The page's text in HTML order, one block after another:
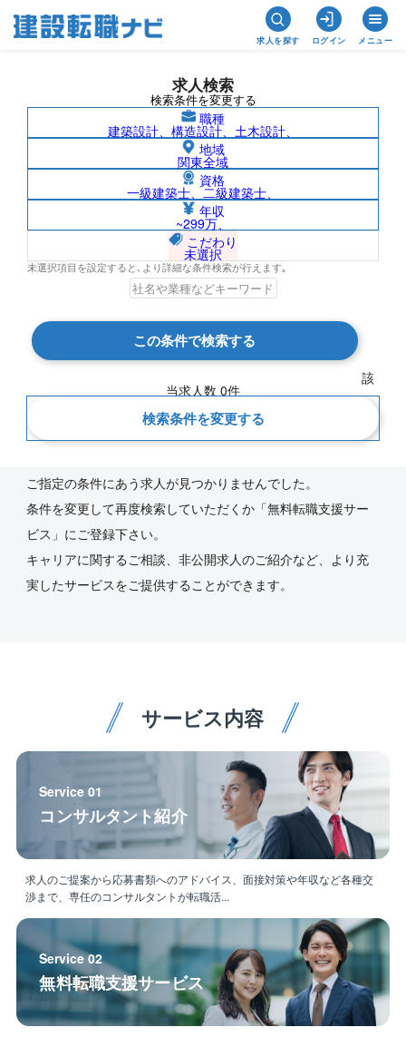
求人を探す ログイン メニュー
求人検索
検索条件を変更する
職種
建築設計、構造設計、土木設計、
地域
関東全域
資格
一級建築士、二級建築士、
年収
~299万、
こだわり
未選択
未選択項目を設定すると､より詳細な条件検索が行えます｡
この条件で検索する
該
当求人数 0件
検索条件を変更する
佐賀県/株式会社ザイマックスグループの
求人検索結果一覧
新着順
ご指定の条件にあう求人が見つかりませんでした。
条件を変更して再度検索していただくか「無料転職支援サー
ビス」にご登録下さい。
キャリアに関するご相談、非公開求人のご紹介など、より充
実したサービスをご提供することができます。
サービス内容
Service 01
コンサルタント紹介
求人のご提案から応募書類へのアドバイス、面接対策や年収など各種交
渉まで、専任のコンサルタントが転職活...
Service 02
無料転職支援サービス